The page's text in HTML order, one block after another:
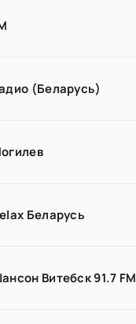
(Беларусь)
Беларусь
Витебск 91.7 FM